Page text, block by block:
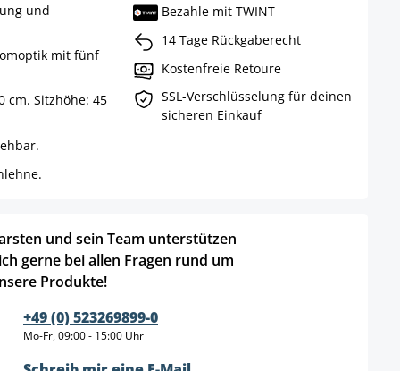
und
mit fünf
cm. Sitzhöhe: 45
Bezahle mit TWINT
14 Tage Rückgaberecht
Kostenfreie Retoure
SSL-Verschlüsselung für deinen
sicheren Einkauf
und sein Team unterstützen
gerne bei allen Fragen rund um
Produkte!
+49 (0) 523269899-0
Mo-Fr, 09:00 - 15:00 Uhr